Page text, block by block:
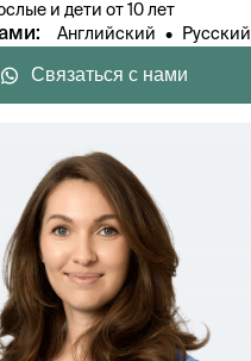
и дети от 10 лет
: Английский • Русский
Связаться с нами